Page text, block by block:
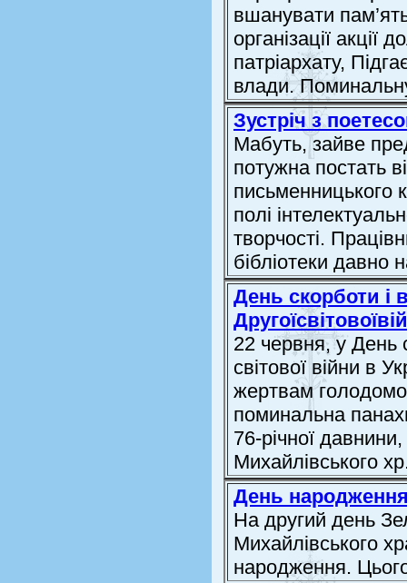
вшанувати
організації акції
патріархату,
влади.
Зустріч з
Мабуть, зайве
потужна постать
письменницького
полі
творчості.
бібліотеки давно
День скорботи і
22 червня, у День
світової війни в
жертвам
поминальна
76-річної
Михайлівського
День
На другий день
Михайлівського
народження.